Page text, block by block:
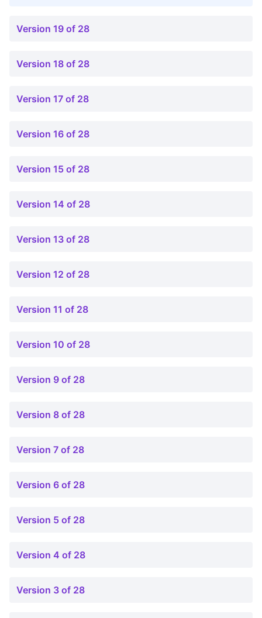
Version 19 of 28
Version 18 of 28
Version 17 of 28
Version 16 of 28
Version 15 of 28
Version 14 of 28
Version 13 of 28
Version 12 of 28
Version 11 of 28
Version 10 of 28
Version 9 of 28
Version 8 of 28
Version 7 of 28
Version 6 of 28
Version 5 of 28
Version 4 of 28
Version 3 of 28